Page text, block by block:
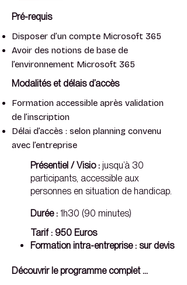
Pré-requis
Disposer d’un compte Microsoft 365
Avoir des notions de base de
l’environnement Microsoft 365
Modalités et délais d’accès
Formation accessible après validation
de l’inscription
Délai d’accès : selon planning convenu
avec l’entreprise
Présentiel / Visio : jusqu’à 30
participants, accessible aux
personnes en situation de handicap.
Durée : 1h30 (90 minutes)
Tarif : 950 Euros
⁠Formation intra-entreprise : sur devis
Découvrir le programme complet